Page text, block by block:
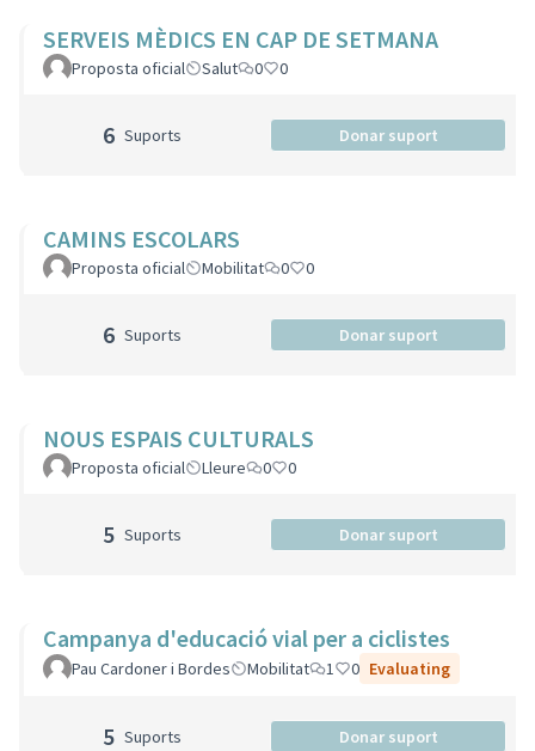
SERVEIS MÈDICS EN CAP DE SETMANA
Proposta oficial Salut 0 0
6 Suports Donar suport
CAMINS ESCOLARS
Proposta oficial Mobilitat 0 0
6 Suports Donar suport
NOUS ESPAIS CULTURALS
Proposta oficial Lleure 0 0
5 Suports Donar suport
Campanya d'educació vial per a ciclistes
Pau Cardoner i Bordes Mobilitat 1 0 Evaluating
5 Suports Donar suport